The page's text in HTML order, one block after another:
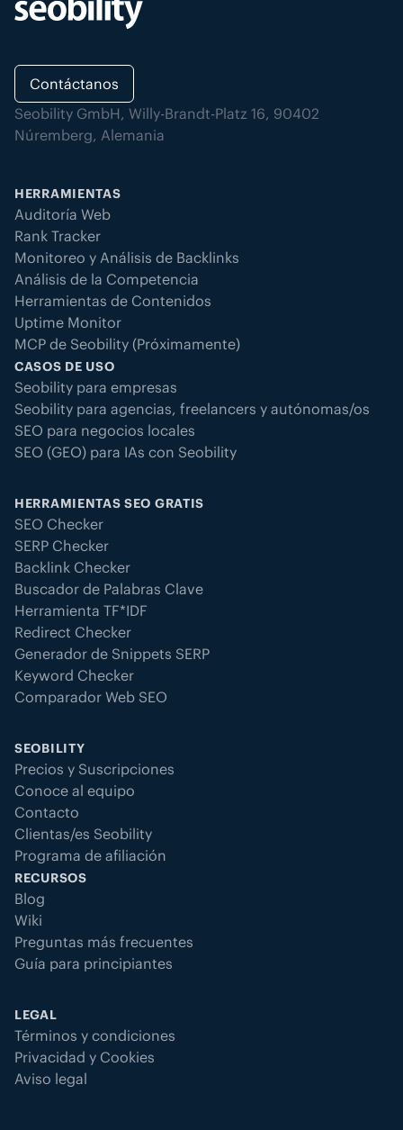
Contáctanos
Seobility GmbH, Willy-Brandt-Platz 16, 90402
Núremberg, Alemania
HERRAMIENTAS
Auditoría Web
Rank Tracker
Monitoreo y Análisis de Backlinks
Análisis de la Competencia
Herramientas de Contenidos
Uptime Monitor
MCP de Seobility (Próximamente)
CASOS DE USO
Seobility para empresas
Seobility para agencias, freelancers y autónomas/os
SEO para negocios locales
SEO (GEO) para IAs con Seobility
HERRAMIENTAS SEO GRATIS
SEO Checker
SERP Checker
Backlink Checker
Buscador de Palabras Clave
Herramienta TF*IDF
Redirect Checker
Generador de Snippets SERP
Keyword Checker
Comparador Web SEO
SEOBILITY
Precios y Suscripciones
Conoce al equipo
Contacto
Clientas/es Seobility
Programa de afiliación
RECURSOS
Blog
Wiki
Preguntas más frecuentes
Guía para principiantes
LEGAL
Términos y condiciones
Privacidad y Cookies
Aviso legal